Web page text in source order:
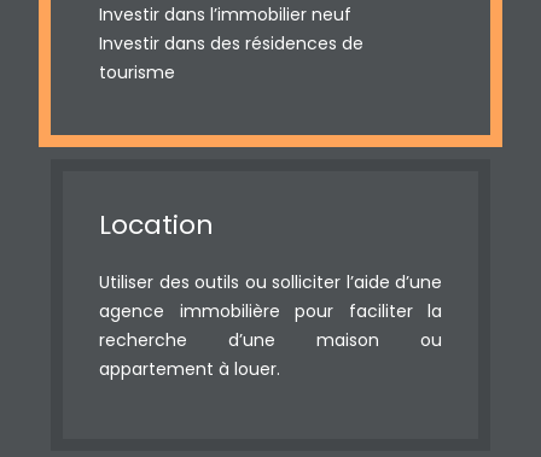
Investir dans l’immobilier neuf
Investir dans des résidences de
tourisme
Location
Utiliser des outils ou solliciter l’aide d’une
agence immobilière pour faciliter la
recherche d’une maison ou
appartement à louer.